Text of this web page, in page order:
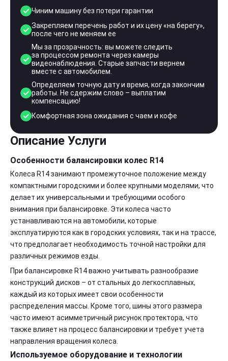
Чиним машину без потери гарантии
Закрепляем перечень работ и их цену «на берегу»,
после чего не меняем ее
Мы за прозрачность: вы можете следить
за процессом ремонта через камеры
видеонаблюдения. Старые запчасти вернем
вместе с автомобилем.
Определяем точную дату и время, когда закончим
работы. Не сдержим слово – выплатим
компенсацию!
Комфортная зона ожидания с чаем и кофе
Описание Услуги
Особенности балансировки колес R14
Колеса R14 занимают промежуточное положение между
компактными городскими и более крупными моделями, что
делает их универсальными и требующими особого
внимания при балансировке. Эти колеса часто
устанавливаются на автомобили, которые
эксплуатируются как в городских условиях, так и на трассе,
что предполагает необходимость точной настройки для
различных режимов езды.
При балансировке R14 важно учитывать разнообразие
конструкций дисков – от стальных до легкосплавных,
каждый из которых имеет свои особенности
распределения массы. Кроме того, шины этого размера
часто имеют асимметричный рисунок протектора, что
также влияет на процесс балансировки и требует учета
направления вращения колеса.
Используемое оборудование и технологии